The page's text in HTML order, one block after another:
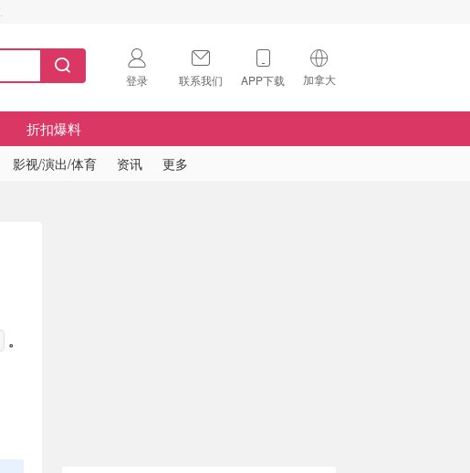
登录 联系我们 APP下载 加拿大
🇺🇸
折扣爆料
影视/演出/体育 资讯 更多
。